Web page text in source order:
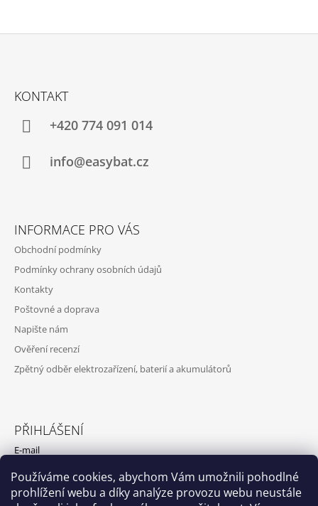
Používáme cookies, abychom Vám umožnili pohodlné
prohlížení webu a díky analýze provozu webu neustále
KONTAKT
+420 774 091 014
info@easybat.cz
INFORMACE PRO VÁS
Obchodní podmínky
Podmínky ochrany osobních údajů
Kontakty
Poštovné a doprava
Napište nám
Ověření recenzí
Zpětný odběr elektrozařízení, baterií a akumulátorů
PŘIHLÁŠENÍ
E-mail
Heslo